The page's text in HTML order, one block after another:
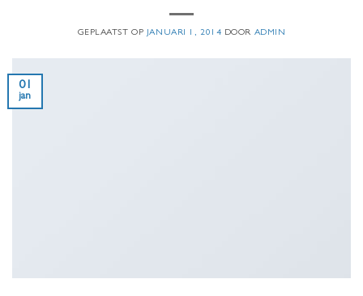
GEPLAATST OP JANUARI 1, 2014 DOOR ADMIN
01
jan